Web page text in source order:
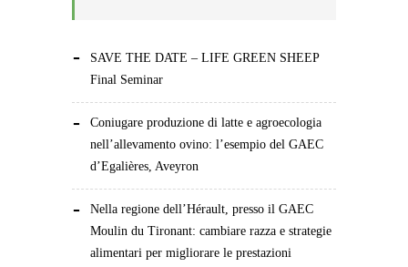
SAVE THE DATE – LIFE GREEN SHEEP
Final Seminar
Coniugare produzione di latte e agroecologia
nell’allevamento ovino: l’esempio del GAEC
d’Egalières, Aveyron
Nella regione dell’Hérault, presso il GAEC
Moulin du Tironant: cambiare razza e strategie
alimentari per migliorare le prestazioni